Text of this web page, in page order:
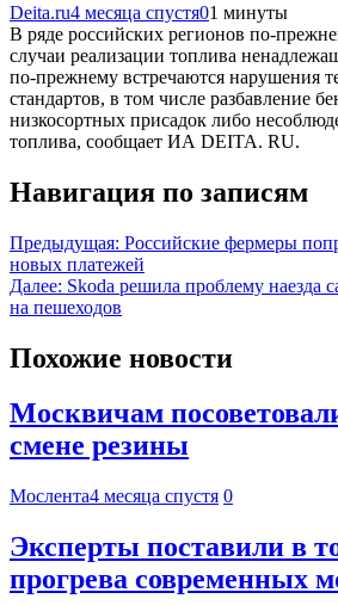
Deita.ru4 месяца спустя01 минуты
В ряде российских регионов по-
случаи реализации топлива
по-прежнему встречаются нарушения
стандартов, в том числе разбавление
низкосортных присадок либо
топлива, сообщает ИА DEITA. RU.
Навигация по записям
Предыдущая: Российские фермеры
новых платежей
Далее: Skoda решила проблему наезда
на пешеходов
Похожие новости
Москвичам
смене резины
Мослента4 месяца спустя 0
Эксперты поставили в
прогрева современных